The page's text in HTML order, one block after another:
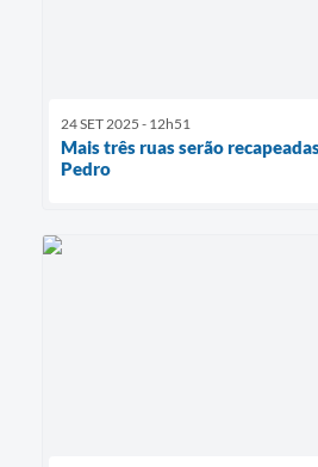
24 SET 2025 - 12h51
Mais três ruas serão
Pedro